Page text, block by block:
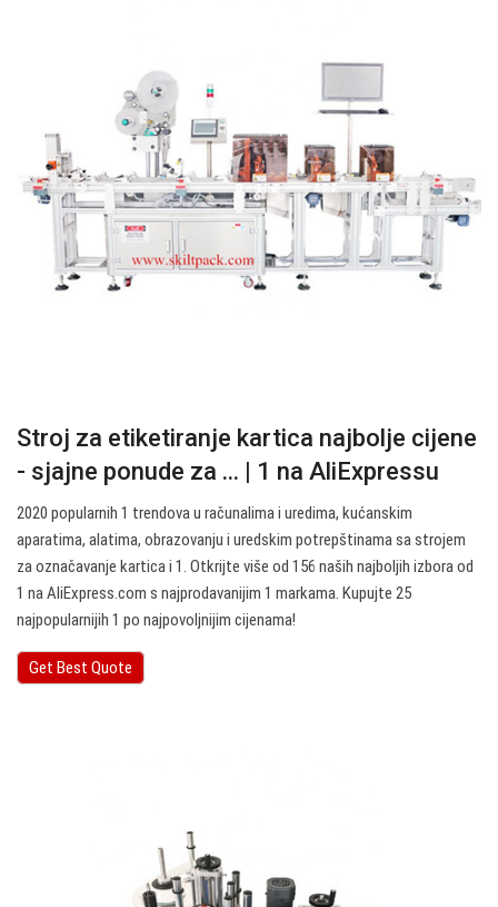
Stroj za etiketiranje kartica najbolje cijene
- sjajne ponude za ... | 1 na AliExpressu
2020 popularnih 1 trendova u računalima i uredima, kućanskim
aparatima, alatima, obrazovanju i uredskim potrepštinama sa strojem
za označavanje kartica i 1. Otkrijte više od 156 naših najboljih izbora od
1 na AliExpress.com s najprodavanijim 1 markama. Kupujte 25
najpopularnijih 1 po najpovoljnijim cijenama!
Get Best Quote